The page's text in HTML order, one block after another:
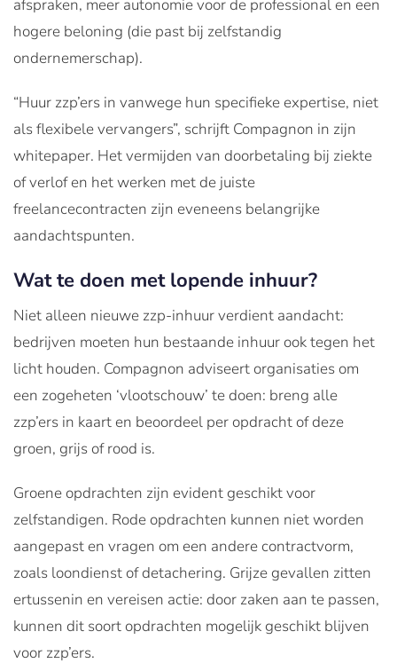
afspraken, meer autonomie voor de professional en een
hogere beloning (die past bij zelfstandig
ondernemerschap).
“Huur zzp’ers in vanwege hun specifieke expertise, niet
als flexibele vervangers”, schrijft Compagnon in zijn
whitepaper. Het vermijden van doorbetaling bij ziekte
of verlof en het werken met de juiste
freelancecontracten zijn eveneens belangrijke
aandachtspunten.
Wat te doen met lopende inhuur?
Niet alleen nieuwe zzp-inhuur verdient aandacht:
bedrijven moeten hun bestaande inhuur ook tegen het
licht houden. Compagnon adviseert organisaties om
een zogeheten ‘vlootschouw’ te doen: breng alle
zzp’ers in kaart en beoordeel per opdracht of deze
groen, grijs of rood is.
Groene opdrachten zijn evident geschikt voor
zelfstandigen. Rode opdrachten kunnen niet worden
aangepast en vragen om een andere contractvorm,
zoals loondienst of detachering. Grijze gevallen zitten
ertussenin en vereisen actie: door zaken aan te passen,
kunnen dit soort opdrachten mogelijk geschikt blijven
voor zzp’ers.